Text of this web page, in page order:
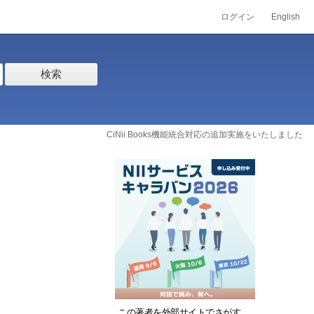
ログイン English
検索
CiNii Books機能統合対応の追加実施をいたしました